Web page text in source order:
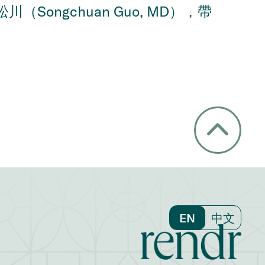
（Songchuan Guo, MD），帶
EN 中文